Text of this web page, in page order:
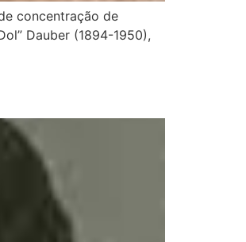
concentração de
Dauber (1894-1950),